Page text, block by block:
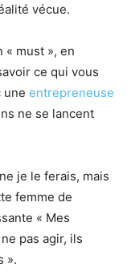
vécue.
must », en
ce qui vous
une entrepreneuse
ne se lancent
je le ferais, mais
femme de
« Mes
pas agir, ils
».